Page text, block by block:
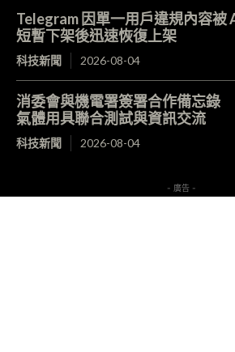
Telegram 因單一用戶違規內容被
短暫下架後迅速恢復上架
科技新聞 2026-08-04
消委會與機電署簽署合作備忘錄
氣體用具聯合測試與資訊交流
科技新聞 2026-08-04
- 廣告 -